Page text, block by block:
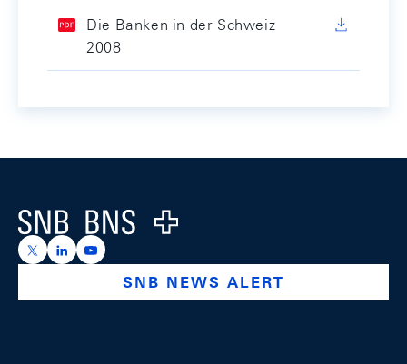
Die Banken in der Schweiz
2008
Logo
https://x.com/snb_bns
https://ch.linkedin.com/company/swiss-national-
https://www.youtube.com/@swissnationalbank
SNB NEWS ALERT